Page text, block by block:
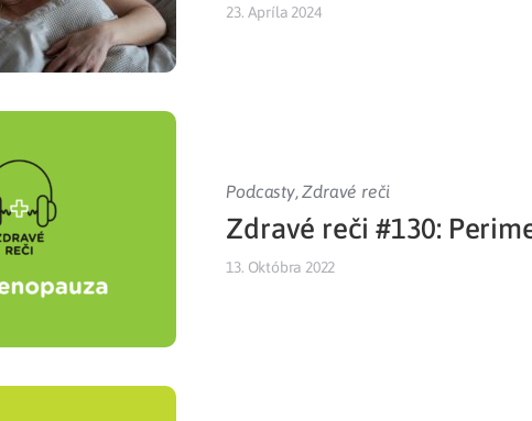
23. Apríla 2024
Podcasty,Zdravé reči
Zdravé reči #130:
13. Októbra 2022